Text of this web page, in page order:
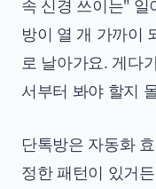
속 신경 쓰이는" 일
방이 열 개 가까이
로 날아가요. 게다
서부터 봐야 할지
단톡방은 자동화
정한 패턴이 있거